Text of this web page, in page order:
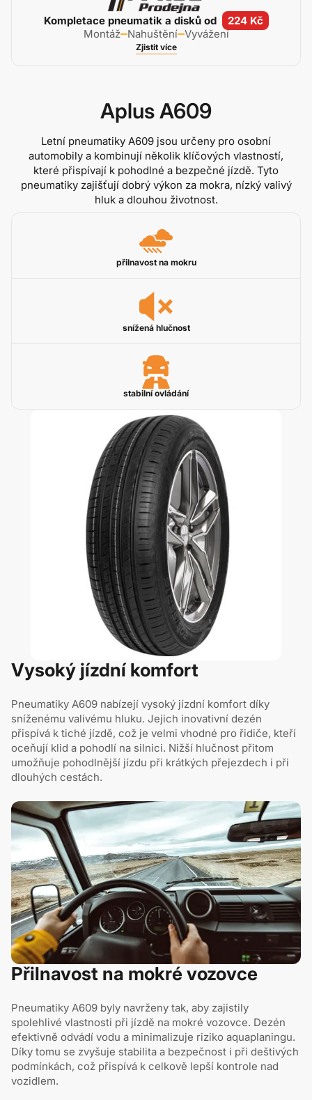
Kompletace pneumatik a disků od
224 Kč
Montáž Nahuštění Vyvážení
Zjistit více
Aplus A609
Letní pneumatiky A609 jsou určeny pro osobní
automobily a kombinují několik klíčových vlastností,
které přispívají k pohodlné a bezpečné jízdě. Tyto
pneumatiky zajišťují dobrý výkon za mokra, nízký valivý
hluk a dlouhou životnost.
přilnavost na mokru
snížená hlučnost
stabilní ovládání
Vysoký jízdní komfort
Pneumatiky A609 nabízejí vysoký jízdní komfort díky
sníženému valivému hluku. Jejich inovativní dezén
přispívá k tiché jízdě, což je velmi vhodné pro řidiče, kteří
oceňují klid a pohodlí na silnici. Nižší hlučnost přitom
umožňuje pohodlnější jízdu při krátkých přejezdech i při
dlouhých cestách.
Přilnavost na mokré vozovce
Pneumatiky A609 byly navrženy tak, aby zajistily
spolehlivé vlastnosti při jízdě na mokré vozovce. Dezén
efektivně odvádí vodu a minimalizuje riziko aquaplaningu.
Díky tomu se zvyšuje stabilita a bezpečnost i při deštivých
podmínkách, což přispívá k celkově lepší kontrole nad
vozidlem.